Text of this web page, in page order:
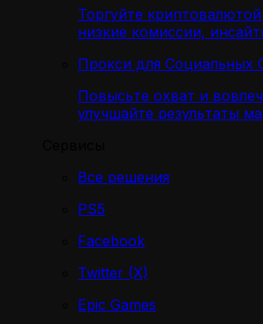
Торгуйте
низкие комиссии,
Прокси для Социальных
Повысьте охват и
улучшайте результаты
Все решения
PS5
Facebook
Twitter (X)
Epic Games